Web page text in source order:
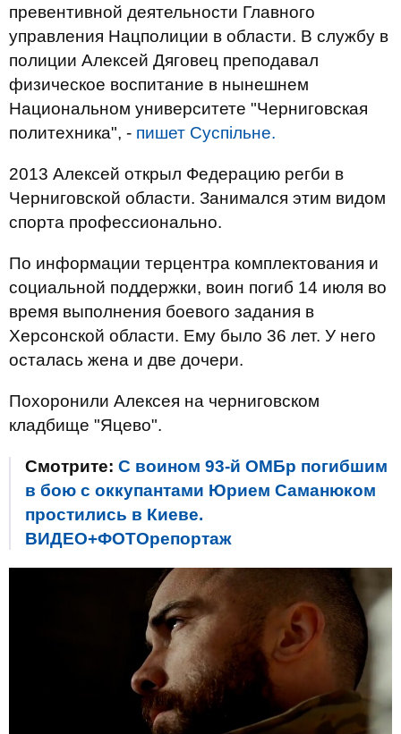
превентивной деятельности Главного
управления Нацполиции в области. В службу в
полиции Алексей Дяговец преподавал
физическое воспитание в нынешнем
Национальном университете "Черниговская
политехника", - пишет Суспільне.
2013 Алексей открыл Федерацию регби в
Черниговской области. Занимался этим видом
спорта профессионально.
По информации терцентра комплектования и
социальной поддержки, воин погиб 14 июля во
время выполнения боевого задания в
Херсонской области. Ему было 36 лет. У него
осталась жена и две дочери.
Похоронили Алексея на черниговском
кладбище "Яцево".
Смотрите: С воином 93-й ОМБр погибшим
в бою с оккупантами Юрием Саманюком
простились в Киеве.
ВИДЕО+ФОТОрепортаж